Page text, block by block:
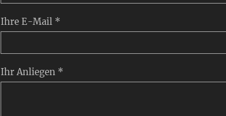
Ihre E-Mail *
Ihr Anliegen *